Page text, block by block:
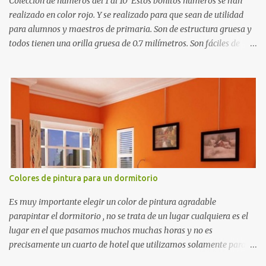
realizado en color rojo. Y se realizado para que sean de utilidad
para alumnos y maestros de primaria. Son de estructura gruesa y
todos tienen una orilla gruesa de 0.7 milímetros. Son fáciles de
matemáticos, para decorar los cumpleaños de los niños, entre
otras cosas.
Colores de pintura para un dormitorio
Es muy importante elegir un color de pintura agradable
parapintar el dormitorio , no se trata de un lugar cualquiera es el
lugar en el que pasamos muchos muchas horas y no es
precisamente un cuarto de hotel que utilizamos solamente para